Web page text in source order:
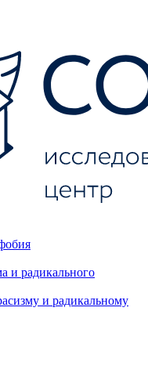
и радикального
и радикальному